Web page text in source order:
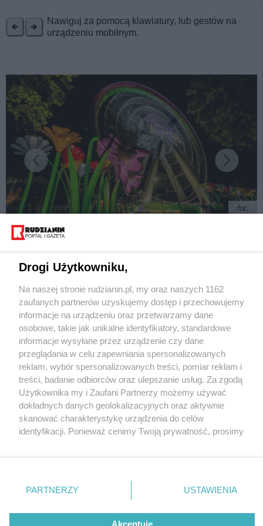
Nawiguj za pomocą klawiatury, lub gestów na
urządzeniu mobilnym.
fot:
Party! To będzie najpiękniejsza noc tego lata!
1 / 6
Zdjecie glowne
Wydawca mediów
Nie zapomnij
zapoznać się z:
polityką prywatności regulamin korzystania z portali
Twojemiasto
Piekary Śląskie
Chorzów
Tarnowskie Góry
Gliwice
Skontakuj sięz nami
Kontakt
Wydawca
Redakcja
Drogi Użytkowniku,
Na naszej stronie rudzianin.pl, my oraz naszych 1162
zaufanych partnerów uzyskujemy dostęp i przechowujemy
informacje na urządzeniu oraz przetwarzamy dane
osobowe, takie jak unikalne identyfikatory, standardowe
informacje wysyłane przez urządzenie czy dane
przeglądania w celu zapewniania spersonalizowanych
reklam, wybór spersonalizowanych treści, pomiar reklam i
treści, badanie odbiorców oraz ulepszanie usług. Za zgodą
Użytkownika my i Zaufani Partnerzy możemy używać
dokładnych danych geolokalizacyjnych oraz aktywnie
skanować charakterystykę urządzenia do celów
identyfikacji. Ponieważ cenimy Twoją prywatność, prosimy
prywatności znajdujący się w lewym dolnym rogu strony
. Niektóre rodzaje przetwarzania danych nie wymagają
zgody użytkownika, ale masz prawo sprzeciwić się
takiemu przetwarzaniu. Preferencje będą miały
PARTNERZY USTAWIENIA
Akceptuję